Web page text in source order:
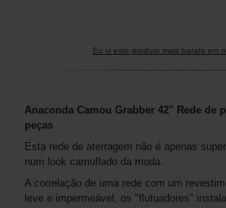
Eu vi este produto mais barato em
Anaconda Camou Grabber 42" Rede de
peças
Esta rede de aterragem não é apenas
num look camuflado da moda.
A correlação de uma rede com um
leve e impermeável, os "flutuadores"